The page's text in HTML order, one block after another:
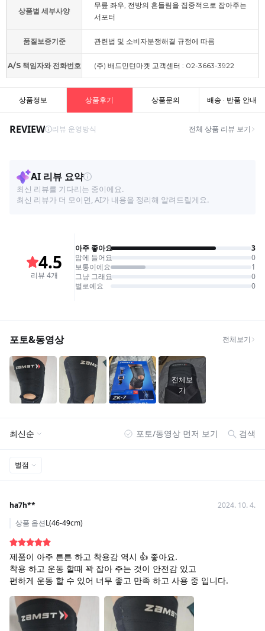
상품별 세부사양
무릎 좌우, 전방의 흔들림을 집중적으로 잡아주는
서포터
품질보증기준 관련법 및 소비자분쟁해결 규정에 따름
A/S 책임자와 전화번호 (주) 배드민턴마켓 고객센터 : 02-3663-3922
상품정보 상품후기 상품문의 배송 · 반품 안내